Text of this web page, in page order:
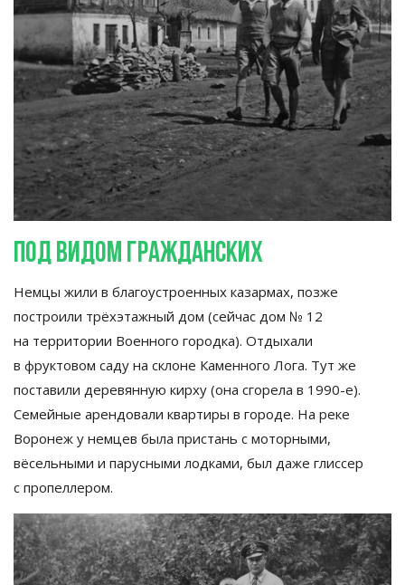
Под видом гражданских
Немцы жили в благоустроенных казармах, позже
построили трёхэтажный дом (сейчас дом № 12
на территории Военного городка). Отдыхали
в фруктовом саду на склоне Каменного Лога. Тут же
поставили деревянную кирху (она сгорела в 1990-е).
Семейные арендовали квартиры в городе. На реке
Воронеж у немцев была пристань с моторными,
вёсельными и парусными лодками, был даже глиссер
с пропеллером.